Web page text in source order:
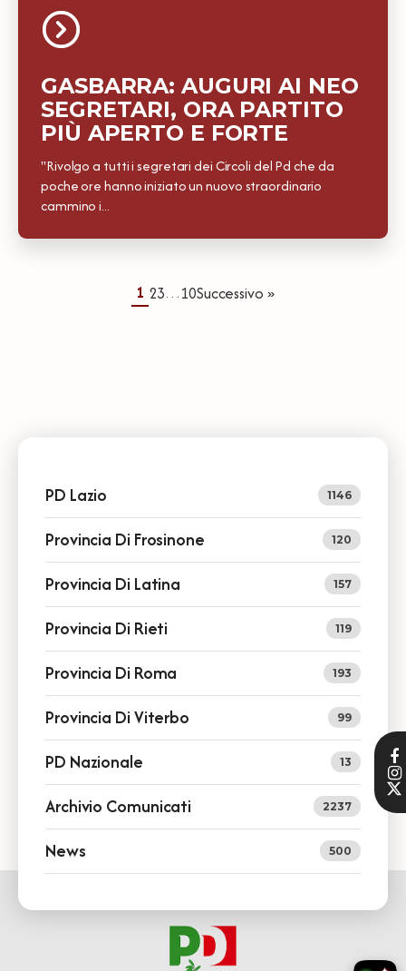
GASBARRA: AUGURI AI NEO
SEGRETARI, ORA PARTITO
PIÙ APERTO E FORTE
"Rivolgo a tutti i segretari dei Circoli del Pd che da
poche ore hanno iniziato un nuovo straordinario
cammino i...
1 23…10Successivo »
PD Lazio 1146
Provincia Di Frosinone 120
Provincia Di Latina 157
Provincia Di Rieti 119
Provincia Di Roma 193
Provincia Di Viterbo 99
PD Nazionale 13
Archivio Comunicati 2237
News 500